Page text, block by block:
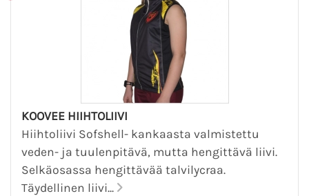
KOOVEE HIIHTOLIIVI
Hiihtoliivi Sofshell- kankaasta valmistettu
veden- ja tuulenpitävä, mutta hengittävä liivi.
Selkäosassa hengittävää talvilycraa.
Täydellinen liivi...